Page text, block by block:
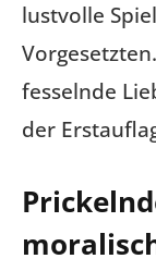
lustvolle
fesselnde
der